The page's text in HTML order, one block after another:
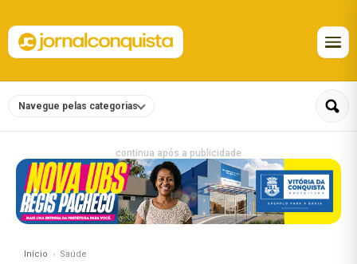
Navegue pelas categorias
continua após a publicidade
Início Saúde